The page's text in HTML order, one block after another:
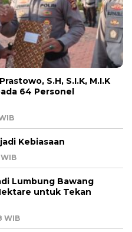
S.H, S.I.K, M.I.K
64 Personel
Kebiasaan
Lumbung Bawang
untuk Tekan
WIB